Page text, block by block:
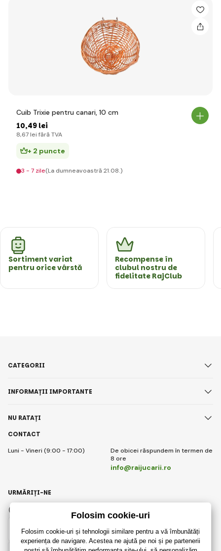
Cuib Trixie pentru canari, 10 cm
10,49 lei
8,67 lei fără TVA
+ 2 puncte
3 - 7 zile(La dumneavoastră 21.08.)
Sortiment variat
pentru orice vârstă
Recompense în
clubul nostru de
fidelitate RajClub
CONTACT
Luni - Vineri (9:00 - 17:00)
De obicei răspundem în termen de
8 ore
info@raijucarii.ro
CATEGORII
INFORMAȚII IMPORTANTE
NU RATAȚI
Romanian
URMĂRIȚI-NE
Instagram